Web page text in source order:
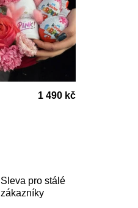
1 490 kč
Sleva pro stálé
zákazníky